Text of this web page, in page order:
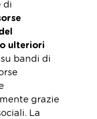
di
ulteriori
bandi di
grazie
La